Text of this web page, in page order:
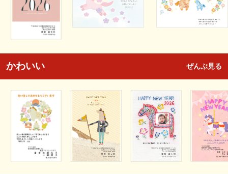
かわいい ぜんぶ見る